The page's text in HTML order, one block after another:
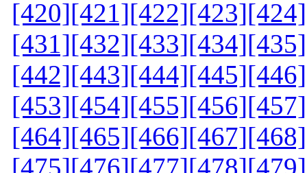
[420][421][422][423][424]
[431][432][433][434][435]
[442][443][444][445][446]
[453][454][455][456][457]
[464][465][466][467][468]
[475][476][477][478][479]